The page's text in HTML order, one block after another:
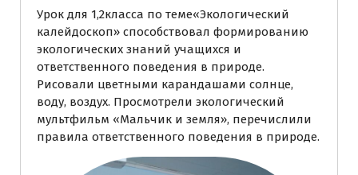
Урок для 1,2класса по теме«Экологический
калейдоскоп» способствовал формированию
экологических знаний учащихся и
ответственного поведения в природе.
Рисовали цветными карандашами солнце,
воду, воздух. Просмотрели экологический
мультфильм «Мальчик и земля», перечислили
правила ответственного поведения в природе.